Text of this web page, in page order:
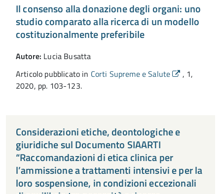
Il consenso alla donazione degli organi: uno
studio comparato alla ricerca di un modello
costituzionalmente preferibile
Autore: Lucia Busatta
Articolo pubblicato in Corti Supreme e Salute
, 1,
2020, pp. 103-123.
Considerazioni etiche, deontologiche e
giuridiche sul Documento SIAARTI
“Raccomandazioni di etica clinica per
l’ammissione a trattamenti intensivi e per la
loro sospensione, in condizioni eccezionali